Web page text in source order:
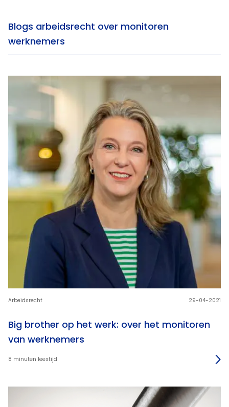
Blogs arbeidsrecht over monitoren
werknemers
Big brother op het werk: over het monitoren
van werknemers
Arbeidsrecht 29-04-2021
8 minuten leestijd